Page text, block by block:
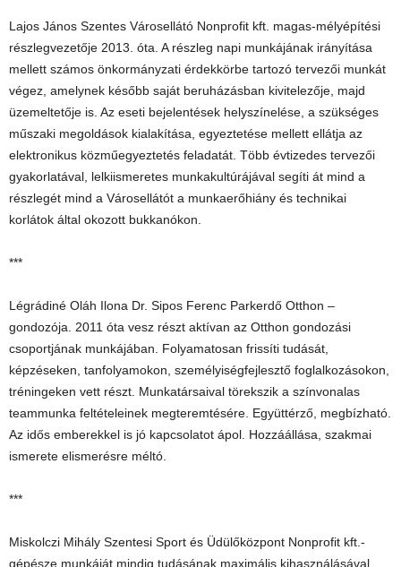
Lajos János Szentes Városellátó Nonprofit kft. magas-mélyépítési
részlegvezetője 2013. óta. A részleg napi munkájának irányítása
mellett számos önkormányzati érdekkörbe tartozó tervezői munkát
végez, amelynek később saját beruházásban kivitelezője, majd
üzemeltetője is. Az eseti bejelentések helyszínelése, a szükséges
műszaki megoldások kialakítása, egyeztetése mellett ellátja az
elektronikus közműegyeztetés feladatát. Több évtizedes tervezői
gyakorlatával, lelkiismeretes munkakultúrájával segíti át mind a
részlegét mind a Városellátót a munkaerőhiány és technikai
korlátok által okozott bukkanókon.
***
Légrádiné Oláh Ilona Dr. Sipos Ferenc Parkerdő Otthon –
gondozója. 2011 óta vesz részt aktívan az Otthon gondozási
csoportjának munkájában. Folyamatosan frissíti tudását,
képzéseken, tanfolyamokon, személyiségfejlesztő foglalkozásokon,
tréningeken vett részt. Munkatársaival törekszik a színvonalas
teammunka feltételeinek megteremtésére. Együttérző, megbízható.
Az idős emberekkel is jó kapcsolatot ápol. Hozzáállása, szakmai
ismerete elismerésre méltó.
***
Miskolczi Mihály Szentesi Sport és Üdülőközpont Nonprofit kft.-
gépésze munkáját mindig tudásának maximális kihasználásával